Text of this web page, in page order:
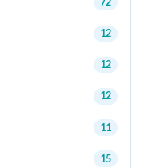
12
12
12
11
15